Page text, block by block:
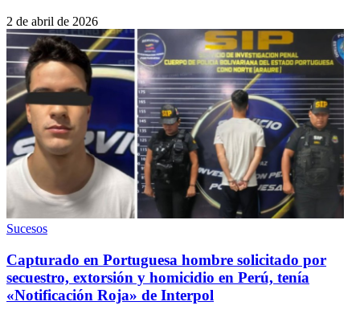
2 de abril de 2026
Sucesos
Capturado en Portuguesa hombre solicitado por
secuestro, extorsión y homicidio en Perú, tenía
«Notificación Roja» de Interpol